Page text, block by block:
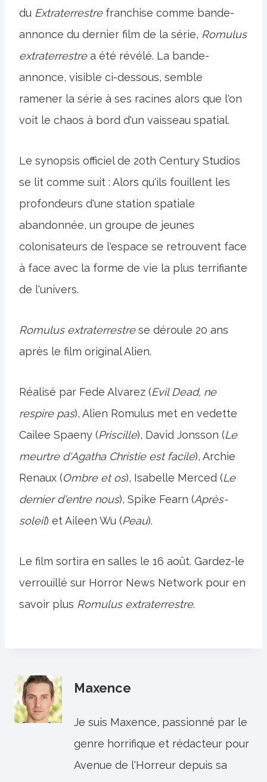
du Extraterrestrefranchise comme bande-
annonce du dernier film de la série, Romulus
extraterrestrea été révélé. La bande-
annonce, visible ci-dessous, semble
ramener la série à ses racines alors que l'on
voit le chaos à bord d'un vaisseau spatial.
Le synopsis officiel de 20th Century Studios
se lit comme suit : Alors qu'ils fouillent les
profondeurs d'une station spatiale
abandonnée, un groupe de jeunes
colonisateurs de l'espace se retrouvent face
à face avec la forme de vie la plus terrifiante
de l'univers.
Romulus extraterrestrese déroule 20 ans
après le film original Alien.
Réalisé par Fede Alvarez (Evil Dead, ne
respire pas), Alien Romulus met en vedette
Cailee Spaeny (Priscille), David Jonsson (Le
meurtre d'Agatha Christie est facile), Archie
Renaux (Ombre et os), Isabelle Merced (Le
dernier d'entre nous), Spike Fearn (Après-
soleil) et Aileen Wu (Peau).
Le film sortira en salles le 16 août. Gardez-le
verrouillé sur Horror News Network pour en
savoir plus Romulus extraterrestre.
Maxence
Je suis Maxence, passionné par le
genre horrifique et rédacteur pour
Avenue de l'Horreur depuis sa